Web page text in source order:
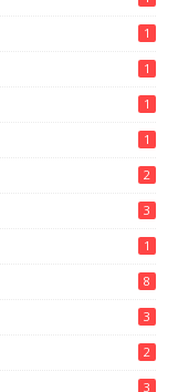
1
1
1
1
2
3
1
8
3
2
3